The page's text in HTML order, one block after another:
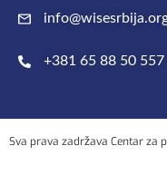
+381 65 88 50 557
Sva prava zadržava Centar za